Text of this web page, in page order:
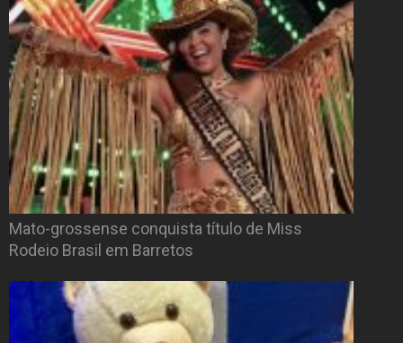
Mato-grossense conquista título de Miss
Rodeio Brasil em Barretos